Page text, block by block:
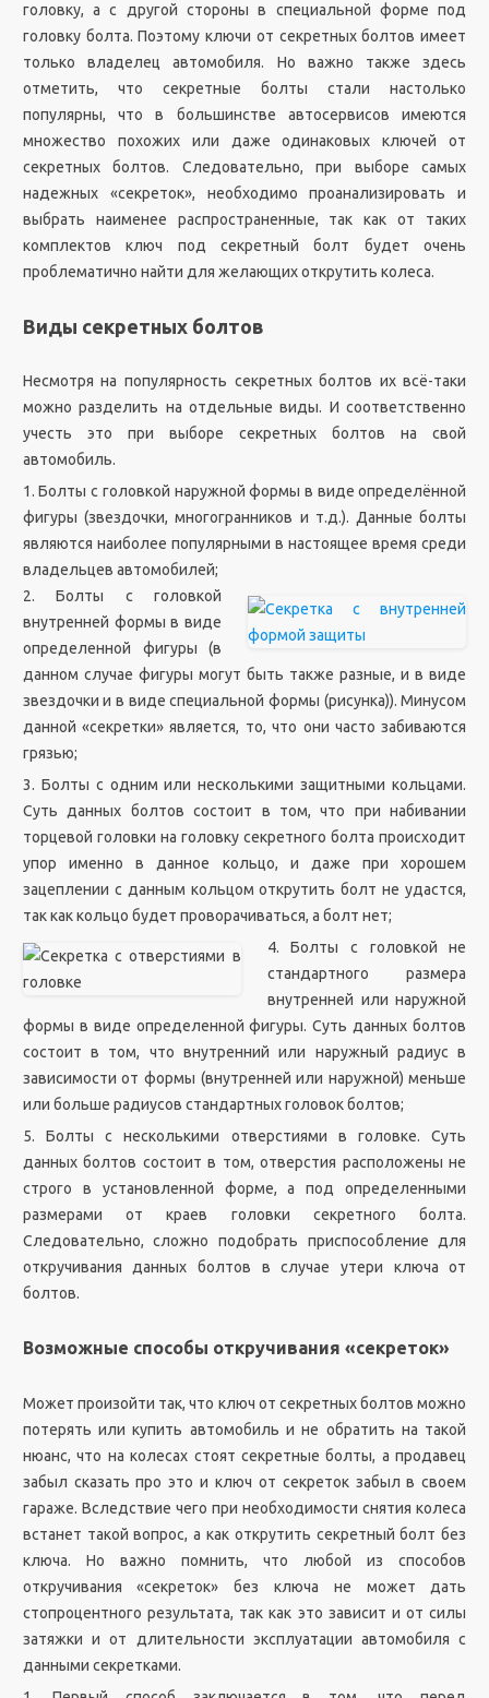
головку, а с другой стороны в специальной форме под
головку болта. Поэтому ключи от секретных болтов имеет
только владелец автомобиля. Но важно также здесь
отметить, что секретные болты стали настолько
популярны, что в большинстве автосервисов имеются
множество похожих или даже одинаковых ключей от
секретных болтов. Следовательно, при выборе самых
надежных «секреток», необходимо проанализировать и
выбрать наименее распространенные, так как от таких
комплектов ключ под секретный болт будет очень
проблематично найти для желающих открутить колеса.
Виды секретных болтов
Несмотря на популярность секретных болтов их всё-таки
можно разделить на отдельные виды. И соответственно
учесть это при выборе секретных болтов на свой
автомобиль.
1. Болты с головкой наружной формы в виде определённой
фигуры (звездочки, многогранников и т.д.). Данные болты
являются наиболее популярными в настоящее время среди
владельцев автомобилей;
2. Болты с головкой
внутренней формы в виде
определенной фигуры (в
данном случае фигуры могут быть также разные, и в виде
звездочки и в виде специальной формы (рисунка)). Минусом
данной «секретки» является, то, что они часто забиваются
грязью;
3. Болты с одним или несколькими защитными кольцами.
Суть данных болтов состоит в том, что при набивании
торцевой головки на головку секретного болта происходит
упор именно в данное кольцо, и даже при хорошем
зацеплении с данным кольцом открутить болт не удастся,
так как кольцо будет проворачиваться, а болт нет;
4. Болты с головкой не
стандартного размера
внутренней или наружной
формы в виде определенной фигуры. Суть данных болтов
состоит в том, что внутренний или наружный радиус в
зависимости от формы (внутренней или наружной) меньше
или больше радиусов стандартных головок болтов;
5. Болты с несколькими отверстиями в головке. Суть
данных болтов состоит в том, отверстия расположены не
строго в установленной форме, а под определенными
размерами от краев головки секретного болта.
Следовательно, сложно подобрать приспособление для
откручивания данных болтов в случае утери ключа от
болтов.
Возможные способы откручивания «секреток»
Может произойти так, что ключ от секретных болтов можно
потерять или купить автомобиль и не обратить на такой
нюанс, что на колесах стоят секретные болты, а продавец
забыл сказать про это и ключ от секреток забыл в своем
гараже. Вследствие чего при необходимости снятия колеса
встанет такой вопрос, а как открутить секретный болт без
ключа. Но важно помнить, что любой из способов
откручивания «секреток» без ключа не может дать
стопроцентного результата, так как это зависит и от силы
затяжки и от длительности эксплуатации автомобиля с
данными секретками.